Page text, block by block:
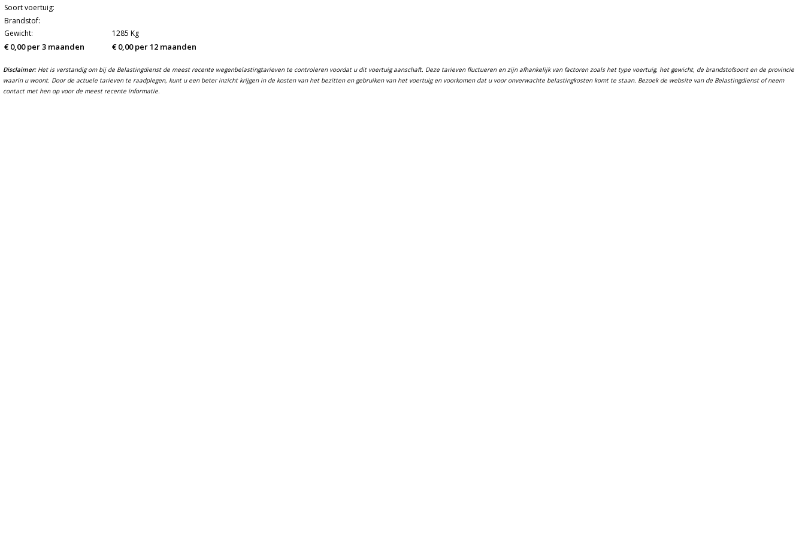
Soort voertuig:
Brandstof:
Gewicht:
1285 Kg
€ 0,00 per 3 maanden € 0,00 per 12 maanden
Disclaimer:Het is verstandig om bij de Belastingdienst de meest recente wegenbelastingtarieven te controleren voordat u dit voertuig aanschaft. Deze tarieven fluctueren en zijn afhankelijk van factoren zoals het type voertuig, het gewicht, de brandstofsoort en de provincie
waarin u woont. Door de actuele tarieven te raadplegen, kunt u een beter inzicht krijgen in de kosten van het bezitten en gebruiken van het voertuig en voorkomen dat u voor onverwachte belastingkosten komt te staan. Bezoek de website van de Belastingdienst of neem
contact met hen op voor de meest recente informatie.